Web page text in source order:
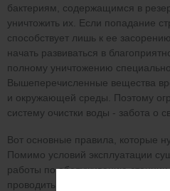
бактериям, содержащимся в
уничтожить их. Если попадание
способствует лишь к ее
начать развиваться в
полному уничтожению
Вышеперечисленные вещества
и окружающей среды. Поэтому
систему очистки воды - забота о
Вот основные правила, которые
Помимо условий эксплуатации
работы по обслуживанию
проводить с определенной